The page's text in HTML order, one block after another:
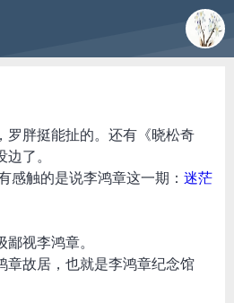
罗胖挺能扯的。还有《晓松奇
了。
感触的是说李鸿章这一期： 迷茫
视李鸿章。
章故居，也就是李鸿章纪念馆